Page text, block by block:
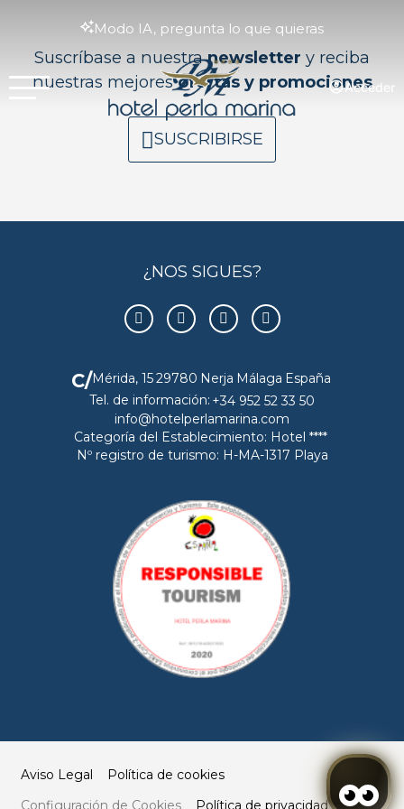
Modo IA, pregunta lo que quieras
Acceder
Suscríbase a nuestranewsletter y reciba
nuestras mejoresofertas y promociones
SUSCRIBIRSE
¿NOS SIGUES?
C/Mérida, 1529780 Nerja Málaga España
Tel. de información: +34 952 52 33 50
info@hotelperlamarina.com
Categoría del Establecimiento: Hotel ****
Nº registro de turismo: H-MA-1317 Playa
Aviso Legal
Política de cookies
Configuración de Cookies
Política de privacidad